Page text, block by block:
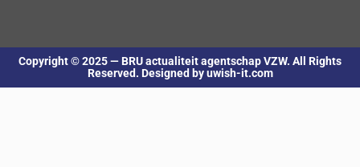
Copyright © 2025 — BRU actualiteit agentschap VZW. All Rights
Reserved. Designed by uwish-it.com